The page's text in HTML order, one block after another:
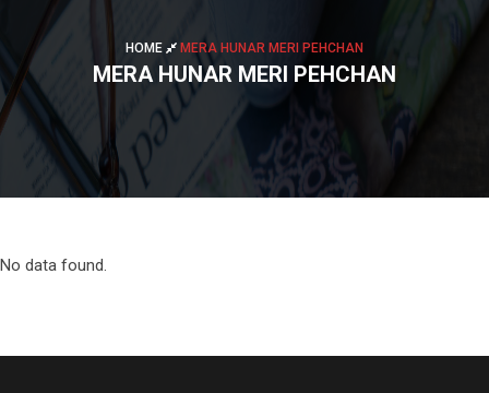
HOME MERA HUNAR MERI PEHCHAN
MERA HUNAR MERI PEHCHAN
No data found.